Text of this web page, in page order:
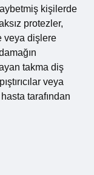
kişilerde
protezler,
veya dişlere
takma diş
veya
tarafından